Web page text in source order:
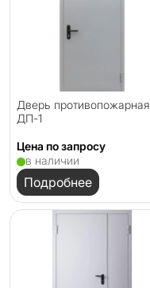
Дверь противопожарная
ДП-1
Цена по запросу
в наличии
Подробнее